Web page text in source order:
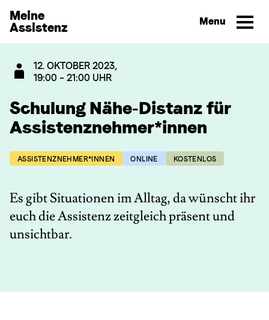
Direkt zum Inhalt wechseln
Meine
Assistenz
12. OKTOBER 2023,
19:00 – 21:00 UHR
Schulung Nähe-Distanz für
Assistenznehmer*innen
ASSISTENZNEHMER*INNEN ONLINE KOSTENLOS
Es gibt Situationen im Alltag, da wünscht ihr
euch die Assistenz zeitgleich präsent und
unsichtbar.